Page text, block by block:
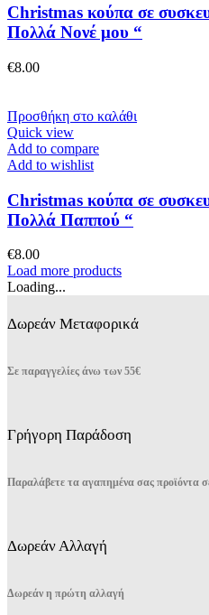
Christmas κούπα σε
Πολλά Νονέ μου “
€8.00
Προσθήκη στο καλάθι
Quick view
Add to compare
Add to wishlist
Christmas κούπα σε
Πολλά Παππού “
€8.00
Load more products
Loading...
Δωρεάν Μεταφορικά
Σε παραγγελίες άνω των 55€
Γρήγορη Παράδοση
Παραλάβετε τα αγαπημένα σας προϊόντα
Δωρεάν Αλλαγή
Δωρεάν η πρώτη αλλαγή